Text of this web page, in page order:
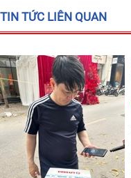
TIN TỨC LIÊN QUAN